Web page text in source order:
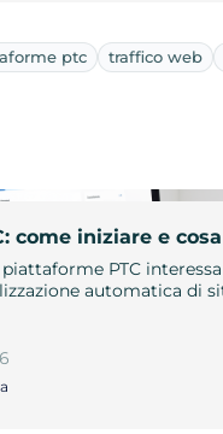
ptc traffico web
come iniziare e
piattaforme PTC
automatica di